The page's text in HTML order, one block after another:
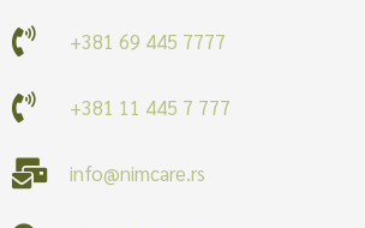
+381 69 445 7777
+381 11 445 7 777
info@nimcare.rs